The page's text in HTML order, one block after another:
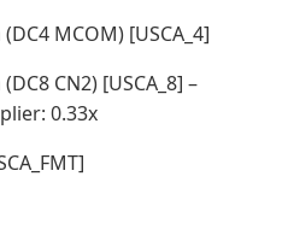
MCOM) [USCA_4]
CN2) [USCA_8] –
0.33x